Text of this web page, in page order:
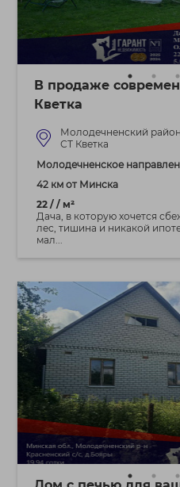
В продаже
Кветка
Молодечненский
СТ Кветка
Молодечненское
42 км от Минска
22 / / м²
Дача, в которую хочется
лес, тишина и никакой
мал...